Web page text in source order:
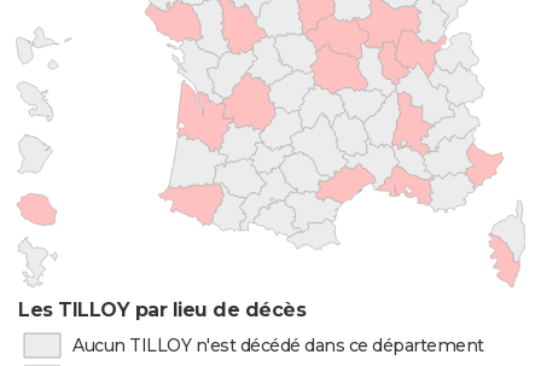
Les TILLOY par lieu de décès
Aucun TILLOY n'est décédé dans ce département